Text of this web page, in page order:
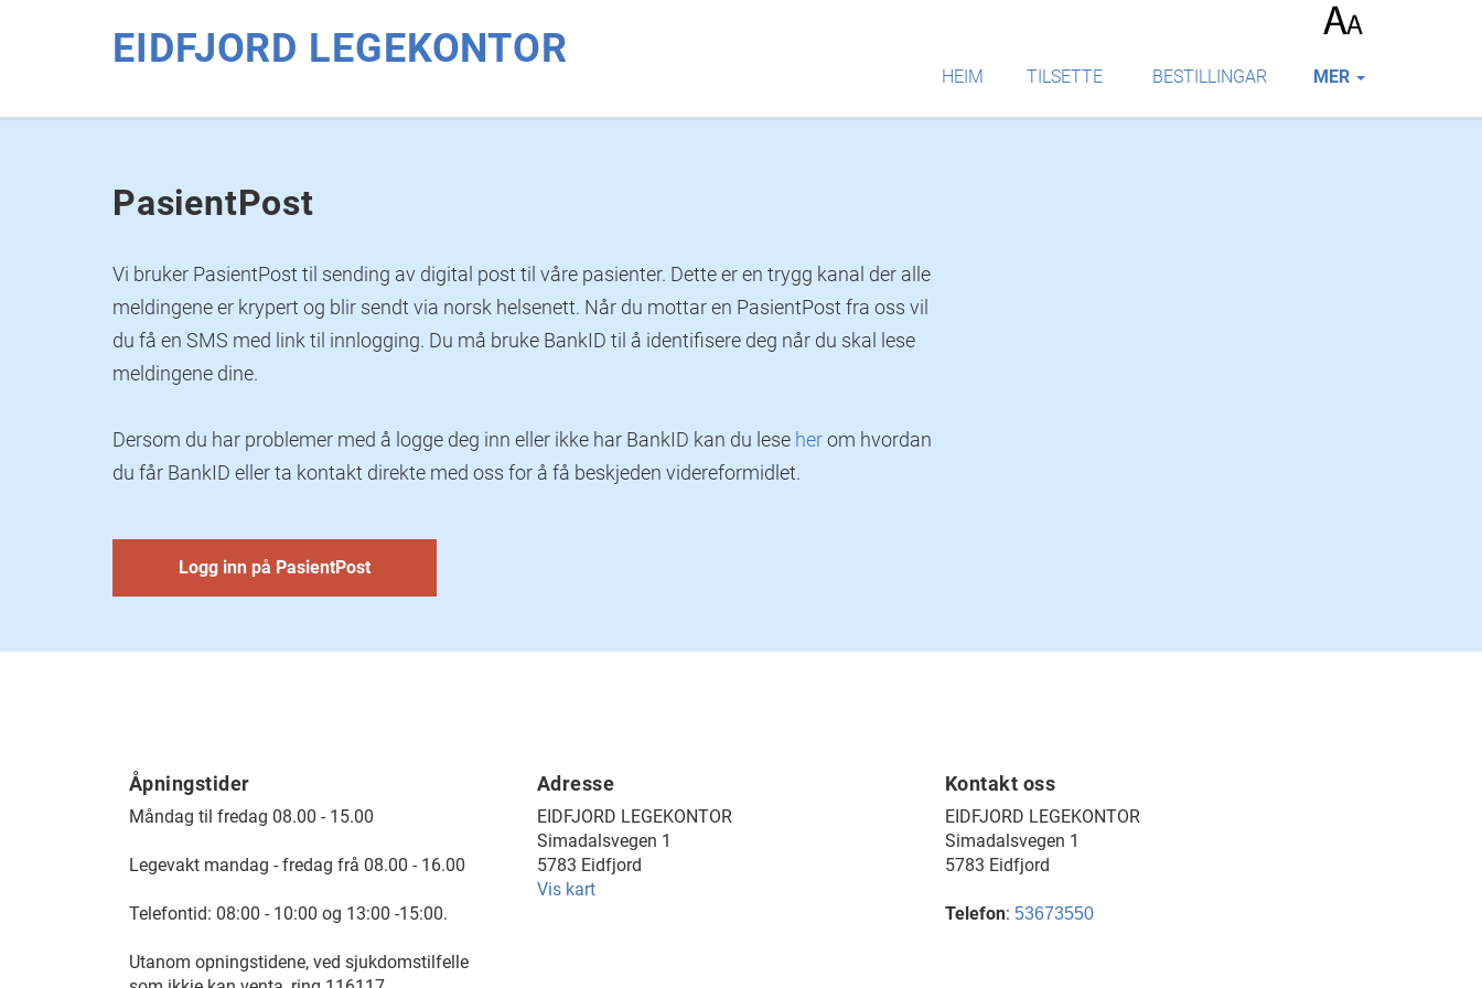
EIDFJORD LEGEKONTOR
HEIM TILSETTE BESTILLINGAR MER
PasientPost
Vi bruker PasientPost til sending av digital post til våre pasienter. Dette er en trygg kanal der alle
meldingene er krypert og blir sendt via norsk helsenett. Når du mottar en PasientPost fra oss vil
du få en SMS med link til innlogging. Du må bruke BankID til å identifisere deg når du skal lese
meldingene dine.
Dersom du har problemer med å logge deg inn eller ikke har BankID kan du lese herom hvordan
du får BankID eller ta kontakt direkte med oss for å få beskjeden videreformidlet.
Logg inn på PasientPost
Åpningstider
Måndag til fredag 08.00 - 15.00
Legevakt mandag - fredag frå 08.00 - 16.00
Telefontid: 08:00 - 10:00 og 13:00 -15:00.
Utanom opningstidene, ved sjukdomstilfelle
Adresse
EIDFJORD LEGEKONTOR
Simadalsvegen 1
5783 Eidfjord
Vis kart
Kontakt oss
EIDFJORD LEGEKONTOR
Simadalsvegen 1
5783 Eidfjord
Telefon: 53673550